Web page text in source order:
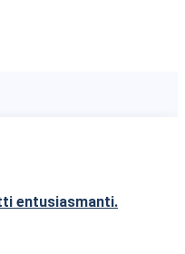
entusiasmanti.